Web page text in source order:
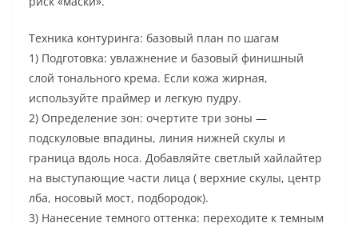
Техника контуринга: базовый план по шагам
1) Подготовка: увлажнение и базовый финишный
слой тонального крема. Если кожа жирная,
используйте праймер и легкую пудру.
2) Определение зон: очертите три зоны —
подскуловые впадины, линия нижней скулы и
граница вдоль носа. Добавляйте светлый хайлайтер
на выступающие части лица ( верхние скулы, центр
лба, носовый мост, подбородок).
3) Нанесение темного оттенка: переходите к темным